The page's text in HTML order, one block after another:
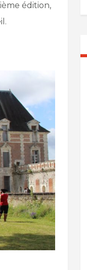
édition,